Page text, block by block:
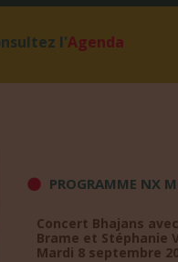
l'Agenda
PROGRAMME NX
Concert Bhajans
Brame et Stéphanie
Mardi 8 septembre